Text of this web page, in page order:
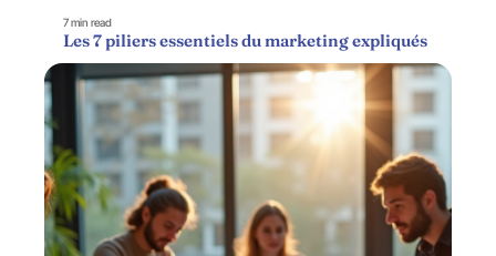
7 min read
Les 7 piliers essentiels du marketing expliqués